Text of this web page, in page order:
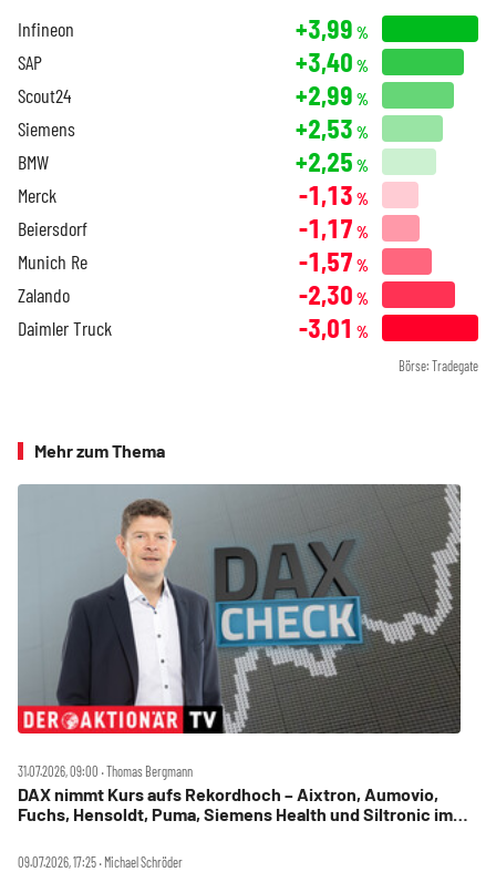
Infineon +3,99 %
SAP +3,40 %
Scout24 +2,99 %
Siemens +2,53 %
BMW +2,25 %
Merck -1,13 %
Beiersdorf -1,17 %
Munich Re -1,57 %
Zalando -2,30 %
Daimler Truck -3,01 %
Börse: Tradegate
Mehr zum Thema
31.07.2026, 09:00 ‧ Thomas Bergmann
DAX nimmt Kurs aufs Rekordhoch – Aixtron, Aumovio,
Fuchs, Hensoldt, Puma, Siemens Health und Siltronic im
09.07.2026, 17:25 ‧ Michael Schröder